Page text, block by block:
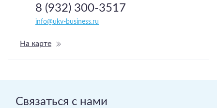
На карте
8 (932) 300-3517
info@ukv-business.ru
Связаться с нами